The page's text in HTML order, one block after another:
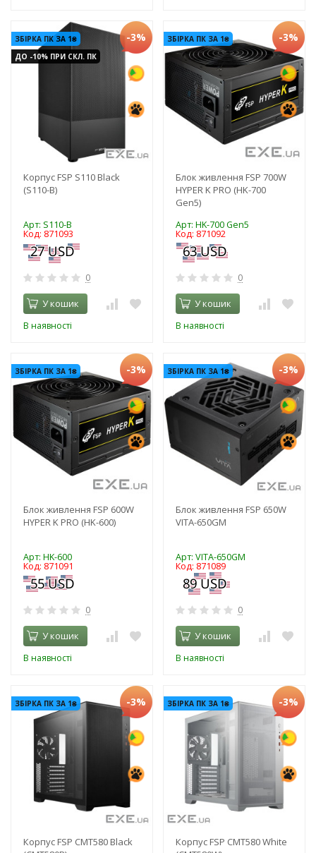
ЗБІРКА ПК ЗА 1₴
ДО -10% ПРИ СКЛ. ПК
-3%
Корпус FSP S110 Black
(S110-B)
Арт: S110-B
Код: 871093
0
У кошик
В наявності
ЗБІРКА ПК ЗА 1₴ -3%
Блок живлення FSP 700W
HYPER K PRO (HK-700
Gen5)
Арт: HK-700 Gen5
Код: 871092
0
У кошик
В наявності
ЗБІРКА ПК ЗА 1₴ -3%
Блок живлення FSP 600W
HYPER K PRO (HK-600)
Арт: HK-600
Код: 871091
0
У кошик
В наявності
ЗБІРКА ПК ЗА 1₴ -3%
Блок живлення FSP 650W
VITA-650GM
Арт: VITA-650GM
Код: 871089
0
У кошик
В наявності
ЗБІРКА ПК ЗА 1₴ -3%
Корпус FSP CMT580 Black
ЗБІРКА ПК ЗА 1₴ -3%
Корпус FSP CMT580 White